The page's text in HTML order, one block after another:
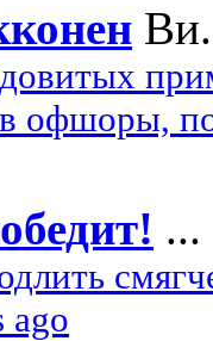
офшоры,
...
ago